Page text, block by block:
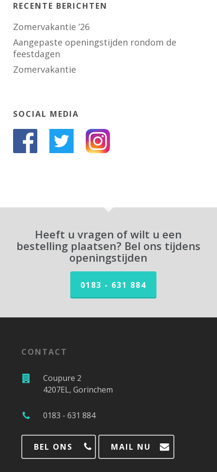
RECENTE BERICHTEN
Zomervakantie ’26
Aangepaste openingstijden rondom de
feestdagen
Zomervakantie
SOCIAL MEDIA
Heeft u vragen of wilt u een
bestelling plaatsen? Bel ons tijdens
openingstijden
0183 - 631 884
CONTACT
Coupure 2
4207EL, Gorinchem
0183 - 631 884
BEL ONS MAIL NU